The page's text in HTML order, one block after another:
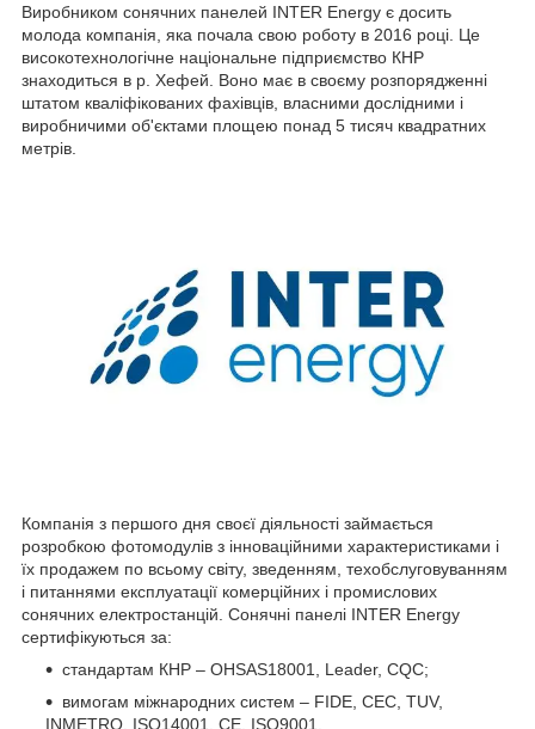
Виробником сонячних панелей INTER Energy є досить
молода компанія, яка почала свою роботу в 2016 році. Це
високотехнологічне національне підприємство КНР
знаходиться в р. Хефей. Воно має в своєму розпорядженні
штатом кваліфікованих фахівців, власними дослідними і
виробничими об'єктами площею понад 5 тисяч квадратних
метрів.
Компанія з першого дня своєї діяльності займається
розробкою фотомодулів з інноваційними характеристиками і
їх продажем по всьому світу, зведенням, техобслуговуванням
і питаннями експлуатації комерційних і промислових
сонячних електростанцій. Сонячні панелі INTER Energy
сертифікуються за:
стандартам КНР – OHSAS18001, Leader, CQC;
вимогам міжнародних систем – FIDE, CEC, TUV,
INMETRO, ISO14001, CE, ISO9001.